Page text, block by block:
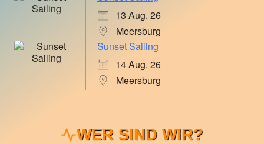
13 Aug. 26
Meersburg
Sunset Sailing
14 Aug. 26
Meersburg
WER SIND WIR?